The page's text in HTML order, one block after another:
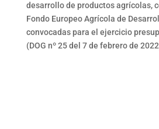
desarrollo de productos agrícolas,
Fondo Europeo Agrícola de
convocadas para el ejercicio
(DOG nº 25 del 7 de febrero de